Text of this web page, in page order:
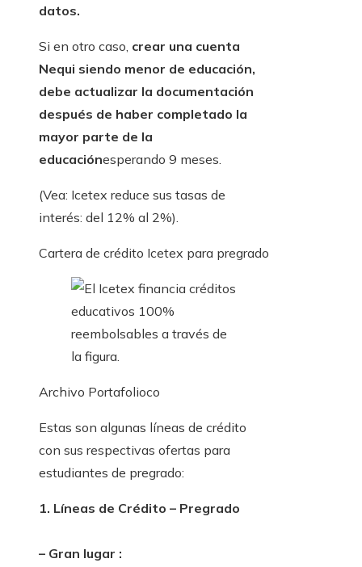
datos.
Si en otro caso, crear una cuenta
Nequi siendo menor de educación,
debe actualizar la documentación
después de haber completado la
mayor parte de la
educaciónesperando 9 meses.
(Vea: Icetex reduce sus tasas de
interés: del 12% al 2%).
Cartera de crédito Icetex para pregrado
Archivo Portafolioco
Estas son algunas líneas de crédito
con sus respectivas ofertas para
estudiantes de pregrado:
1. Líneas de Crédito – Pregrado
– Gran lugar :